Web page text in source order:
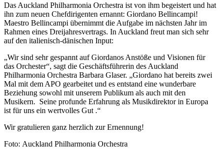
Das Auckland Philharmonia Orchestra ist von ihm begeistert und hat
ihn zum neuen Chefdirigenten ernannt: Giordano Bellincampi!
Maestro Bellincampi übernimmt die Aufgabe im nächsten Jahr im
Rahmen eines Dreijahresvertrags. In Auckland freut man sich sehr
auf den italienisch-dänischen Input:
„Wir sind sehr gespannt auf Giordanos Anstöße und Visionen für
das Orchester“, sagt die Geschäftsführerin des Auckland
Philharmonia Orchestra Barbara Glaser. „Giordano hat bereits zwei
Mal mit dem APO gearbeitet und es entstand eine wunderbare
Beziehung sowohl mit unserem Publikum als auch mit den
Musikern. Seine profunde Erfahrung als Musikdirektor in Europa
ist für uns ein wertvolles Gut .“
Wir gratulieren ganz herzlich zur Ernennung!
Foto: Auckland Philharmonia Orchestra